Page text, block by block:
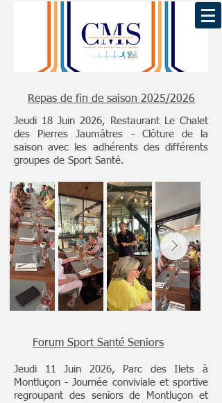
Repas de fin de saison 2025/2026
Jeudi 18 Juin 2026, Restaurant Le Chalet
des Pierres Jaumâtres - Clôture de la
saison avec les adhérents des différents
groupes de Sport Santé.
Forum Sport Santé Seniors
Jeudi 11 Juin 2026, Parc des Ilets à
Montluçon - Journée conviviale et sportive
regroupant des seniors de Montluçon et